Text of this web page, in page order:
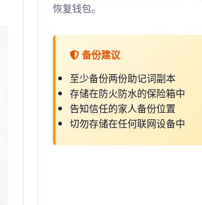
恢复钱包。
备份建议
至少备份两份助记词副本
存储在防火防水的保险箱中
告知信任的家人备份位置
切勿存储在任何联网设备中